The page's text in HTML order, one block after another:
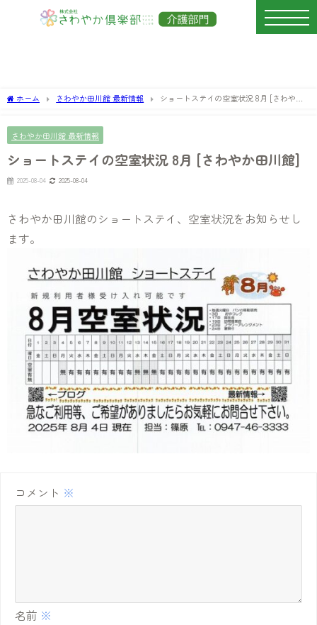
ホーム さわやか田川館 最新情報
ショートステイの空室状況 8月 [さわやか
さわやか田川館 最新情報
ショートステイの空室状況 8月 [さわやか田川館]
2025-08-04 2025-08-04
さわやか田川館のショートステイ、空室状況をお知らせし
ます。
コメント ※
名前 ※